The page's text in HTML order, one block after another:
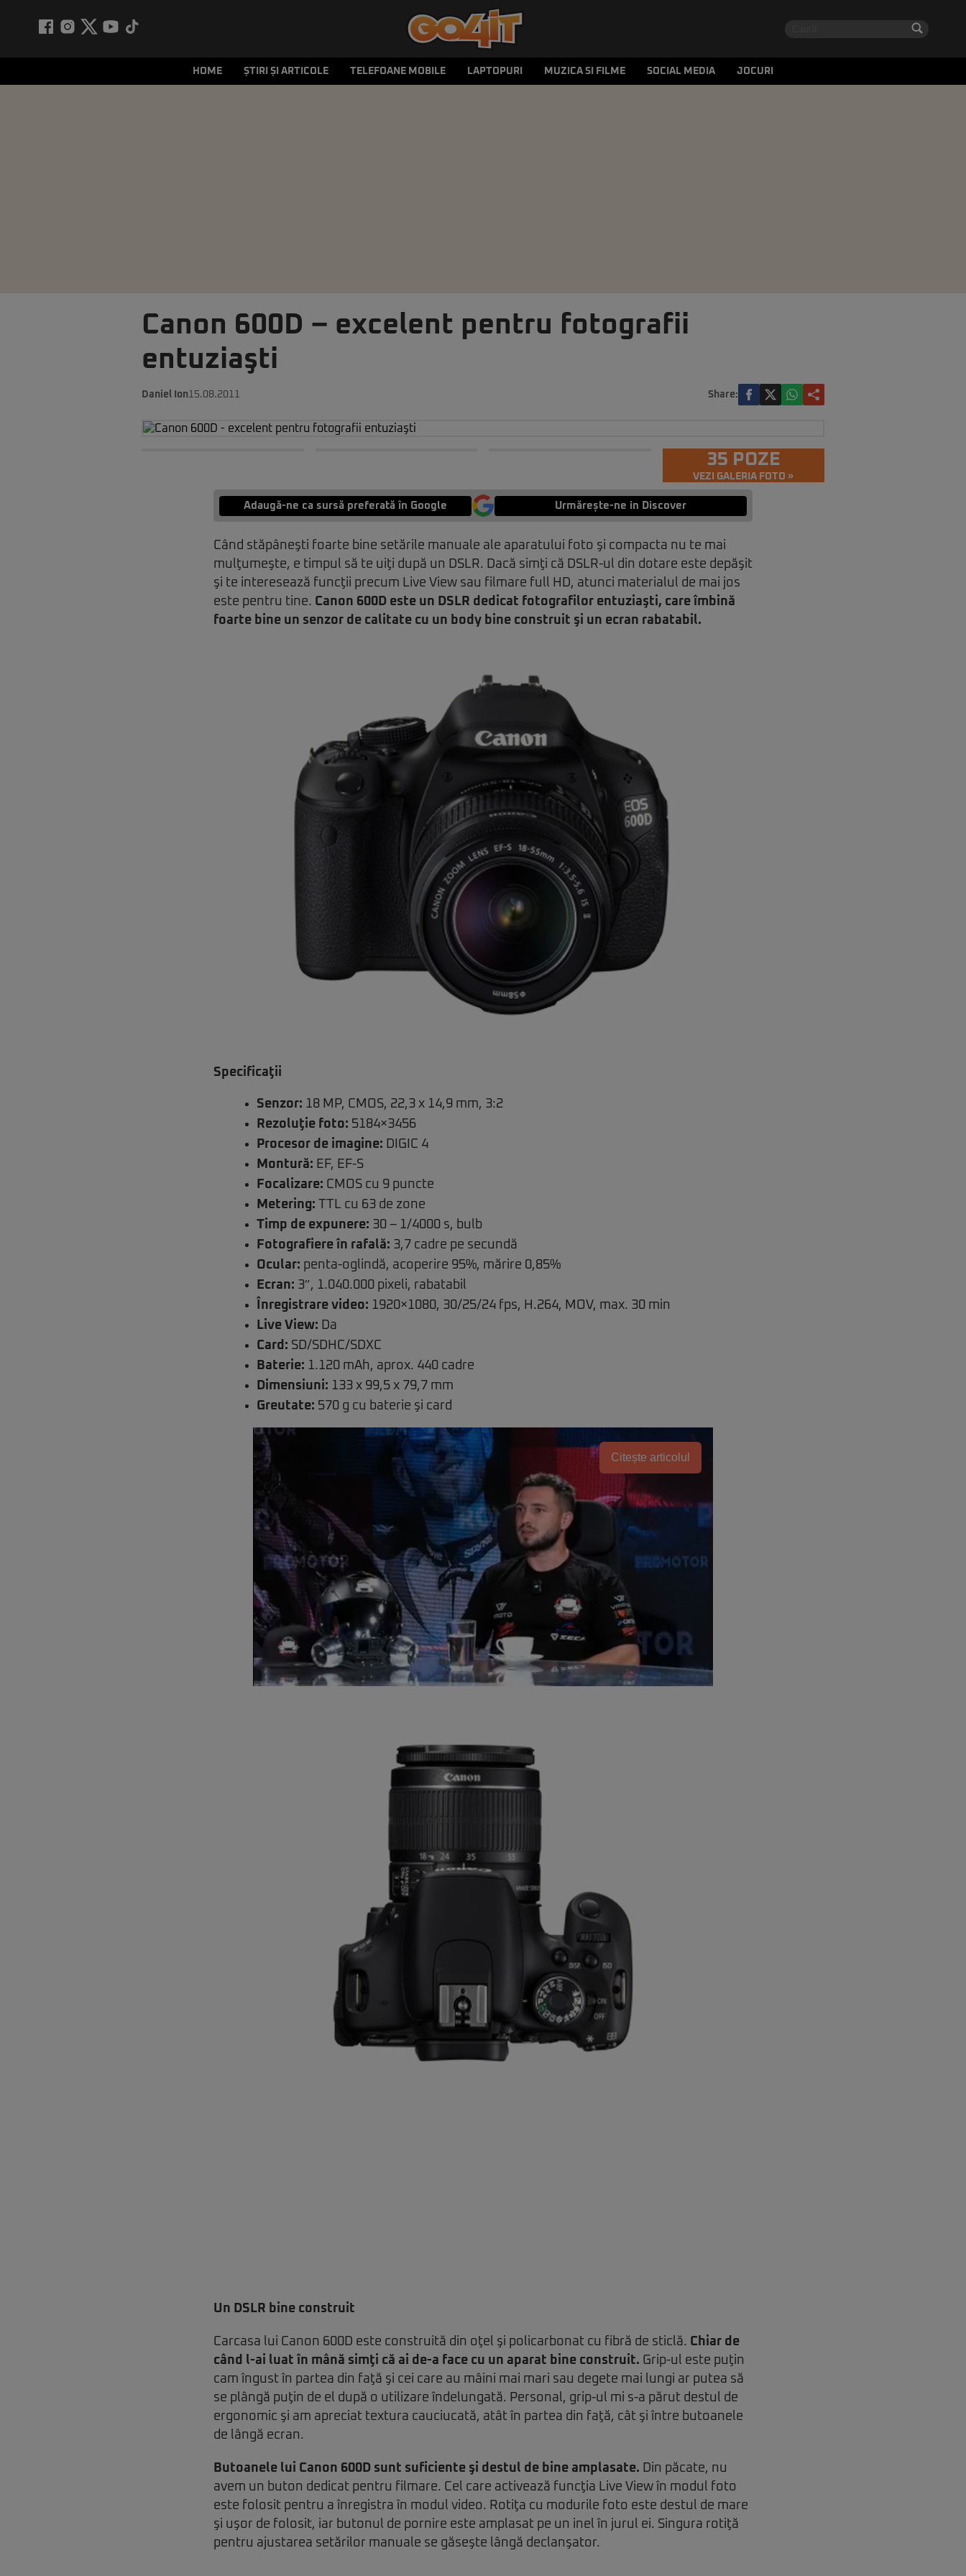
HOME ȘTIRI ȘI ARTICOLE TELEFOANE MOBILE LAPTOPURI MUZICA SI FILME SOCIAL MEDIA JOCURI
Canon 600D – excelent pentru fotografii
entuziaşti
Daniel Ion15.08.2011 Share:
35 POZE
VEZI GALERIA FOTO »
Adaugă-ne ca sursă preferată în Google Urmărește-ne in Discover
Când stăpâneşti foarte bine setările manuale ale aparatului foto şi compacta nu te mai
mulţumeşte, e timpul să te uiţi după un DSLR. Dacă simţi că DSLR-ul din dotare este depăşit
şi te interesează funcţii precum Live View sau filmare full HD, atunci materialul de mai jos
este pentru tine. Canon 600D este un DSLR dedicat fotografilor entuziaşti, care îmbină
foarte bine un senzor de calitate cu un body bine construit şi un ecran rabatabil.
Specificaţii
Senzor: 18 MP, CMOS, 22,3 x 14,9 mm, 3:2
Rezoluţie foto: 5184×3456
Procesor de imagine: DIGIC 4
Montură: EF, EF-S
Focalizare: CMOS cu 9 puncte
Metering: TTL cu 63 de zone
Timp de expunere: 30 – 1/4000 s, bulb
Fotografiere în rafală: 3,7 cadre pe secundă
Ocular: penta-oglindă, acoperire 95%, mărire 0,85%
Ecran: 3″, 1.040.000 pixeli, rabatabil
Înregistrare video: 1920×1080, 30/25/24 fps, H.264, MOV, max. 30 min
Live View: Da
Card: SD/SDHC/SDXC
Baterie: 1.120 mAh, aprox. 440 cadre
Dimensiuni: 133 x 99,5 x 79,7 mm
Greutate: 570 g cu baterie şi card
Citește articolul
Un DSLR bine construit
Carcasa lui Canon 600D este construită din oţel şi policarbonat cu fibră de sticlă. Chiar de
când l-ai luat în mână simţi că ai de-a face cu un aparat bine construit. Grip-ul este puţin
cam îngust în partea din faţă şi cei care au mâini mai mari sau degete mai lungi ar putea să
se plângă puţin de el după o utilizare îndelungată. Personal, grip-ul mi s-a părut destul de
ergonomic şi am apreciat textura cauciucată, atât în partea din faţă, cât şi între butoanele
de lângă ecran.
Butoanele lui Canon 600D sunt suficiente şi destul de bine amplasate. Din păcate, nu
avem un buton dedicat pentru filmare. Cel care activează funcţia Live View în modul foto
este folosit pentru a înregistra în modul video. Rotiţa cu modurile foto este destul de mare
şi uşor de folosit, iar butonul de pornire este amplasat pe un inel în jurul ei. Singura rotiţă
pentru ajustarea setărilor manuale se găseşte lângă declanşator.